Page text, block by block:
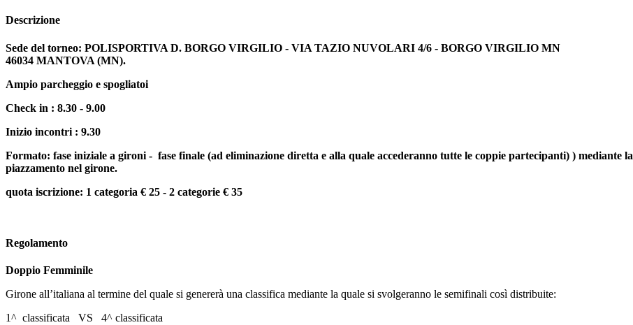
Descrizione
Sede del torneo: POLISPORTIVA D. BORGO VIRGILIO - VIA TAZIO NUVOLARI 4/6 - BORGO VIRGILIO MN
46034 MANTOVA (MN).
Ampio parcheggio e spogliatoi
Check in : 8.30 - 9.00
Inizio incontri : 9.30
Formato: fase iniziale a gironi - fase finale (ad eliminazione diretta e alla quale accederanno tutte le coppie partecipanti) ) mediante
piazzamento nel girone.
quota iscrizione: 1 categoria € 25 - 2 categorie € 35
Regolamento
Doppio Femminile
Girone all’italiana al termine del quale si genererà una classifica mediante la quale si svolgeranno le semifinali così distribuite:
1^ classificata VS 4^ classificata